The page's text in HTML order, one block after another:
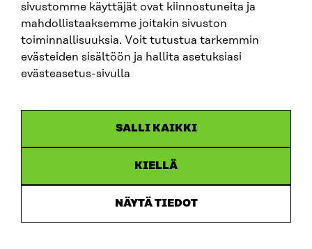
sivustomme käyttäjät ovat kiinnostuneita ja
mahdollistaaksemme joitakin sivuston
toiminnallisuuksia. Voit tutustua tarkemmin
evästeiden sisältöön ja hallita asetuksiasi
evästeasetus-sivulla
SALLI KAIKKI
KIELLÄ
NÄYTÄ TIEDOT
Sitra
OSOITE
0202132-3
PUHELIN